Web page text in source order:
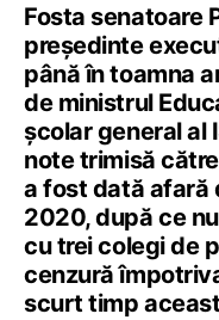
Fosta senatoare
președinte
până în toamna
de ministrul
școlar general al
note trimisă
a fost dată afară
2020, după ce
cu trei colegi de
cenzură
scurt timp